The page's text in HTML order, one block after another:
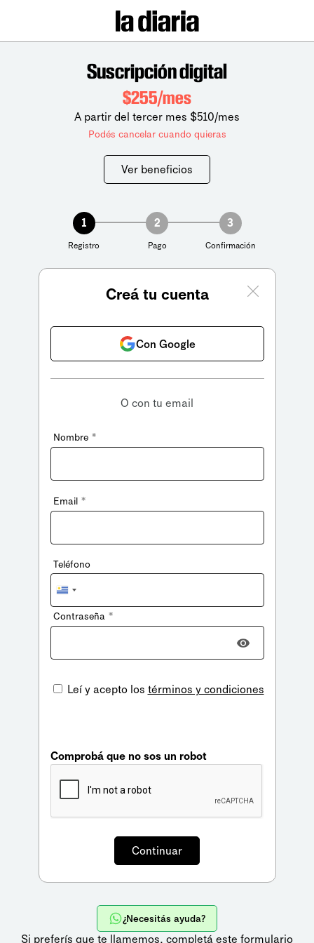
Suscripción digital
$255/mes
A partir del tercer mes $510/mes
Podés cancelar cuando quieras
Ver beneficios
1
Registro
2
Pago
3
Confirmación
Creá tu cuenta
Con Google
O con tu email
Nombre *
Email *
Teléfono
Uruguay
+598
Contraseña *
Leí y acepto los términos y condiciones
Comprobá que no sos un robot
¿Necesitás ayuda?
Si preferís que te llamemos, completá este formulario